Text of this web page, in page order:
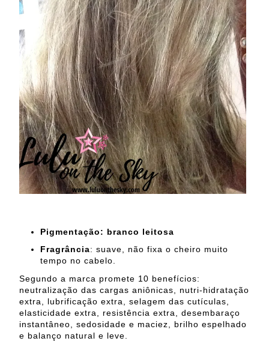
Pigmentação: branco leitosa
Fragrância: suave, não fixa o cheiro muito
tempo no cabelo.
Segundo a marca promete 10 benefícios:
neutralização das cargas aniônicas, nutri-hidratação
extra, lubrificação extra, selagem das cutículas,
elasticidade extra, resistência extra, desembaraço
instantâneo, sedosidade e maciez, brilho espelhado
e balanço natural e leve.